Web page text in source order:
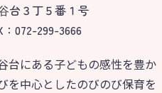
台３丁５番１号
072-299-3666
台にある子どもの感性を豊か
を中心としたのびのび保育を